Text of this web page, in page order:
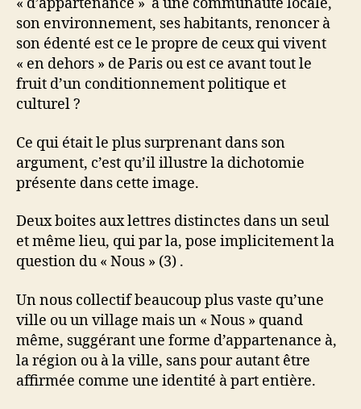
« d’appartenance » à une communauté locale,
son environnement, ses habitants, renoncer à
son édenté est ce le propre de ceux qui vivent
« en dehors » de Paris ou est ce avant tout le
fruit d’un conditionnement politique et
culturel ?
Ce qui était le plus surprenant dans son
argument, c’est qu’il illustre la dichotomie
présente dans cette image.
Deux boites aux lettres distinctes dans un seul
et même lieu, qui par la, pose implicitement la
question du « Nous » (3) .
Un nous collectif beaucoup plus vaste qu’une
ville ou un village mais un « Nous » quand
même, suggérant une forme d’appartenance à,
la région ou à la ville, sans pour autant être
affirmée comme une identité à part entière.